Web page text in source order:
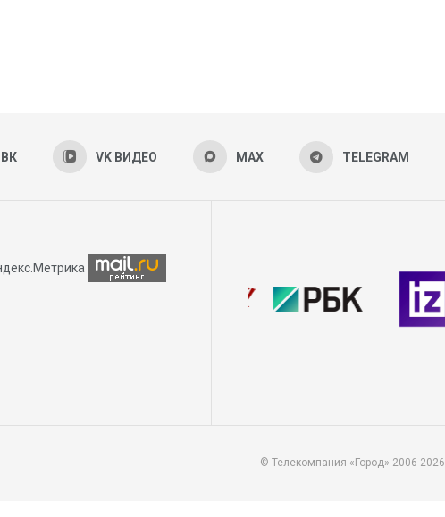
ВК VK ВИДЕО MAX TELEGRAM
© Телекомпания «Город» 2006-2026